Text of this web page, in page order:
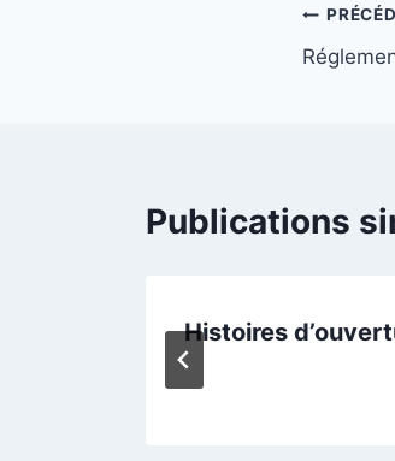
de
Publications
Histoires